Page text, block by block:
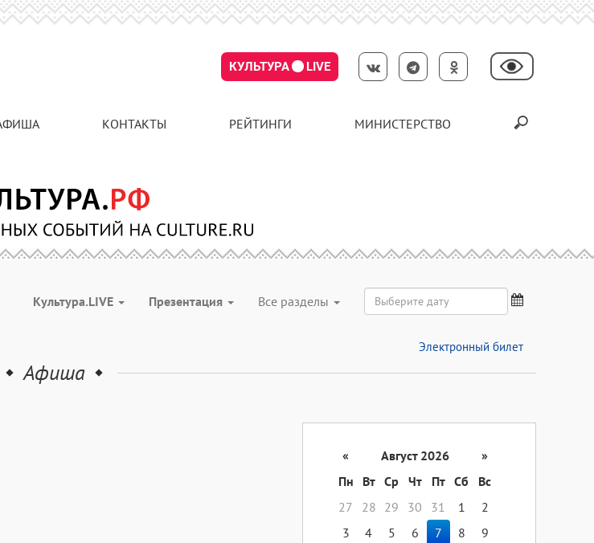
КУЛЬТУРА LIVE
КОНТАКТЫ РЕЙТИНГИ МИНИСТЕРСТВО
Культура.LIVE Презентация Все разделы
Электронный билет
Афиша
« Август 2026
»
Пн
Вт Ср Чт Пт Сб
Вс
27
28 29 30 31 1
2
3
4 5 6 7 8
9